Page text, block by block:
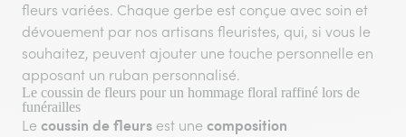
fleurs variées. Chaque gerbe est conçue avec soin et
dévouement par nos artisans fleuristes, qui, si vous le
souhaitez, peuvent ajouter une touche personnelle en
apposant un ruban personnalisé.
Le coussin de fleurs pour un hommage floral raffiné lors de
funérailles
Le coussin de fleurs est une composition